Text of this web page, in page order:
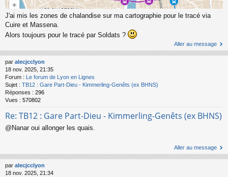
J'ai mis les zones de chalandise sur ma cartographie pour le tracé via
Cuire et Massena.
Alors toujours pour le tracé par Soldats ?
Aller au message
par alecjcclyon
18 nov. 2025, 21:35
Forum : Le forum de Lyon en Lignes
Sujet : TB12 : Gare Part-Dieu - Kimmerling-Genêts (ex BHNS)
Réponses : 296
Vues : 570802
Re: TB12 : Gare Part-Dieu - Kimmerling-Genêts (ex BHNS)
@Nanar oui allonger les quais.
Aller au message
par alecjcclyon
18 nov. 2025, 21:34